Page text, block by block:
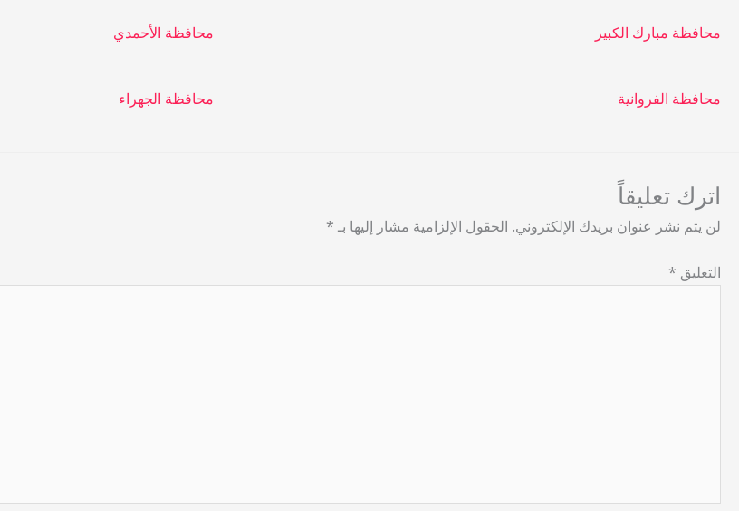
محافظة مبارك الكبير
محافظة الفروانية
محافظة الأحمدي
محافظة الجهراء
اترك تعليقاً
لن يتم نشر عنوان بريدك الإلكتروني. الحقول الإلزامية مشار إليها بـ *
التعليق *